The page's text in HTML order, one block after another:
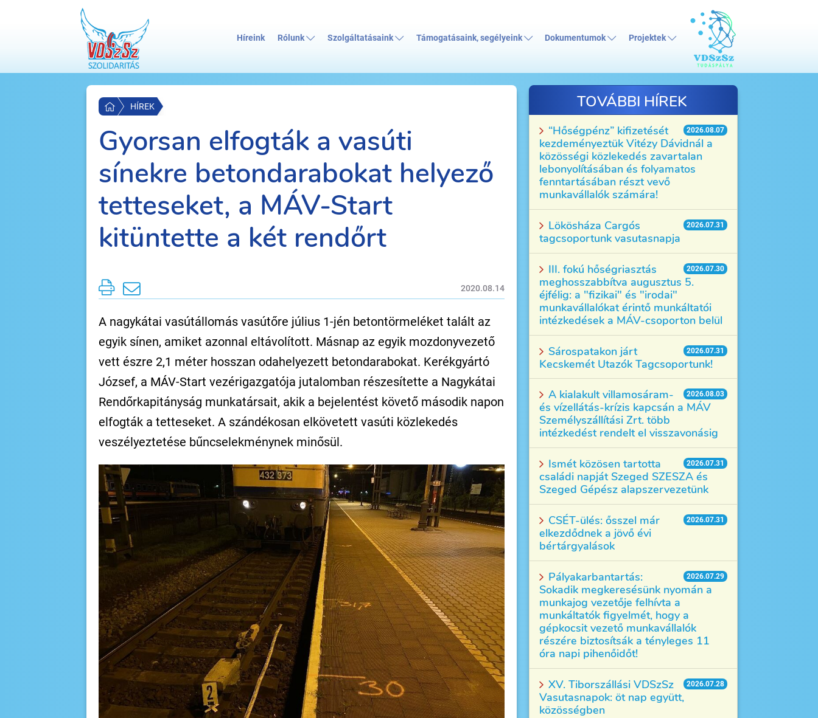
Híreink Rólunk Szolgáltatásaink Támogatásaink, segélyeink Dokumentumok Projektek
HÍREK
Gyorsan elfogták a vasúti
sínekre betondarabokat helyező
tetteseket, a MÁV-Start
kitüntette a két rendőrt
2020.08.14
A nagykátai vasútállomás vasútőre július 1-jén betontörmeléket talált az
egyik sínen, amiket azonnal eltávolított. Másnap az egyik mozdonyvezető
vett észre 2,1 méter hosszan odahelyezett betondarabokat. Kerékgyártó
József, a MÁV-Start vezérigazgatója jutalomban részesítette a Nagykátai
Rendőrkapitányság munkatársait, akik a bejelentést követő második napon
elfogták a tetteseket. A szándékosan elkövetett vasúti közlekedés
veszélyeztetése bűncselekménynek minősül.
TOVÁBBI HÍREK
2026.08.07
“Hőségpénz” kifizetését
kezdeményeztük Vitézy Dávidnál a
közösségi közlekedés zavartalan
lebonyolításában és folyamatos
fenntartásában részt vevő
munkavállalók számára!
2026.07.31
Lökösháza Cargós
tagcsoportunk vasutasnapja
2026.07.30
III. fokú hőségriasztás
meghosszabbítva augusztus 5.
éjfélig: a "fizikai" és "irodai"
munkavállalókat érintő munkáltatói
intézkedések a MÁV-csoporton belül
2026.07.31
Sárospatakon járt
Kecskemét Utazók Tagcsoportunk!
2026.08.03
A kialakult villamosáram-
és vízellátás-krízis kapcsán a MÁV
Személyszállítási Zrt. több
intézkedést rendelt el visszavonásig
2026.07.31
Ismét közösen tartotta
családi napját Szeged SZESZA és
Szeged Gépész alapszervezetünk
2026.07.31
CSÉT-ülés: ősszel már
elkezdődnek a jövő évi
bértárgyalások
2026.07.29
Pályakarbantartás:
Sokadik megkeresésünk nyomán a
munkajog vezetője felhívta a
munkáltatók figyelmét, hogy a
gépkocsit vezető munkavállalók
részére biztosítsák a tényleges 11
óra napi pihenőidőt!
2026.07.28
XV. Tiborszállási VDSzSz
Vasutasnapok: öt nap együtt,
közösségben